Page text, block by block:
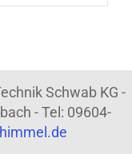
Schwab KG -
- Tel: 09604-